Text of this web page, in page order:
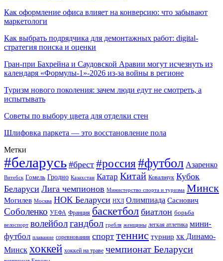
Как оформление офиса влияет на конверсию: что забывают
маркетологи
Как выбрать подрядчика для демонтажных работ: digital-
стратегия поиска и оценки
Гран-при Бахрейна и Саудовской Аравии могут исчезнуть из
календаря «Формулы-1»-2026 из-за войны в регионе
Туризм нового поколения: зачем люди едут не смотреть, а
испытывать
Советы по выбору цвета для отделки стен
Шлифовка паркета — это восстановление пола
Метки
#беларусь #брест #россия#футбол Азаренко
Витебск Гомель Гродно Казахстан Катар Китай Ковальчук Кубок
Беларуси Лига чемпионов Министерство спорта и туризма Минск
Могилев Москва НОК Беларуси НХЛ Олимпиада Саснович
Соболенко УЕФА Франция баскетбол биатлон борьба
велоспорт волейболгандбол гребля женщины легкая атлетика мини-
футбол плавание соревнования спорт теннис турнир хк Динамо-
Минск хоккей хоккей на траве чемпионат Беларуси